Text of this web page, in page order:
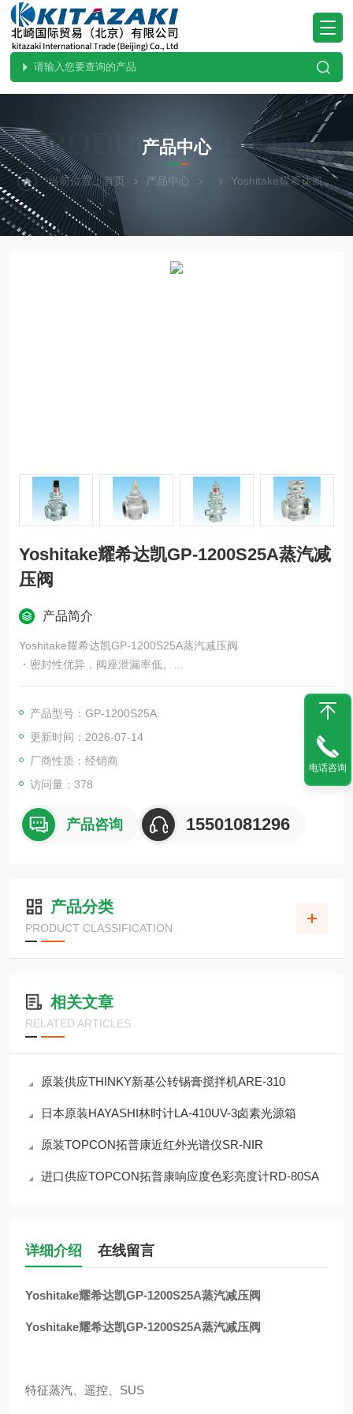
PRODUCTS CENTER
产品中心
当前位置：首页 产品中心 Yoshitake耀希达凯
Yoshitake耀希达凯GP-1200S25A蒸汽减
压阀
产品简介
Yoshitake耀希达凯GP-1200S25A蒸汽减压阀
・密封性优异，阀座泄漏率低。
・遥控，压力调节方便。
产品型号：GP-1200S25A.
更新时间：2026-07-14
厂商性质：经销商
访问量：378
产品咨询 15501081296
产品分类
PRODUCT CLASSIFICATION
相关文章
RELATED ARTICLES
原装供应THINKY新基公转锡膏搅拌机ARE-310
日本原装HAYASHI林时计LA-410UV-3卤素光源箱
原装TOPCON拓普康近红外光谱仪SR-NIR
进口供应TOPCON拓普康响应度色彩亮度计RD-80SA
详细介绍 在线留言
Yoshitake耀希达凯GP-1200S25A蒸汽减压阀
Yoshitake耀希达凯GP-1200S25A蒸汽减压阀
特征蒸汽、遥控、SUS
电话咨询